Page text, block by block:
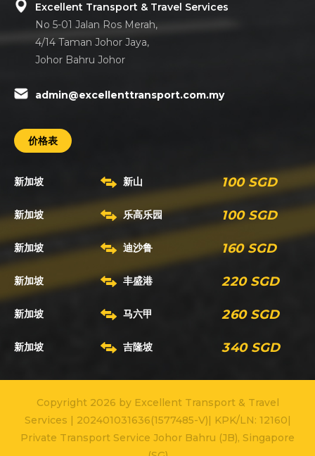
Excellent Transport & Travel Services
No 5-01 Jalan Ros Merah,
4/14 Taman Johor Jaya,
Johor Bahru Johor
admin@excellenttransport.com.my
价格表
新加坡 新山 100 SGD
新加坡 乐高乐园 100 SGD
新加坡 迪沙鲁 160 SGD
新加坡 丰盛港 220 SGD
新加坡 马六甲 260 SGD
新加坡 吉隆坡 340 SGD
Copyright 2026 by Excellent Transport & Travel
Services | 202401031636(1577485-V)| KPK/LN: 12160|
Private Transport Service Johor Bahru (JB), Singapore